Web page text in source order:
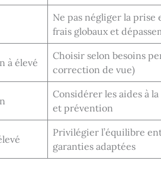
Ne pas négliger la prise
frais globaux et
à élevé
Choisir selon besoins
correction de vue)
Considérer les aides à
et prévention
Privilégier l’équilibre
garanties adaptées